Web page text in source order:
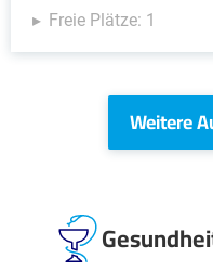
Freie Plätze: 1
Weitere